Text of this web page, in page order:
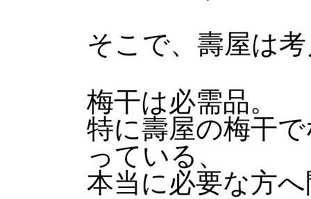
そこで、壽屋は
梅干は必需品。
特に壽屋の梅干
っている、
本当に必要な方